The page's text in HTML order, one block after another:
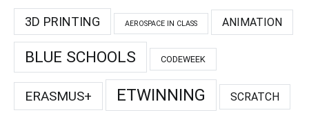
3D PRINTING AEROSPACE IN CLASS ANIMATION
BLUE SCHOOLS CODEWEEK
ERASMUS+ ETWINNING SCRATCH